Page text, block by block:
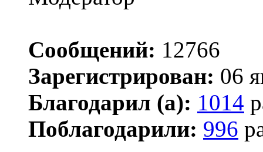
Сообщений: 12766
Зарегистрирован: 06
Благодарил (а): 1014
Поблагодарили: 996